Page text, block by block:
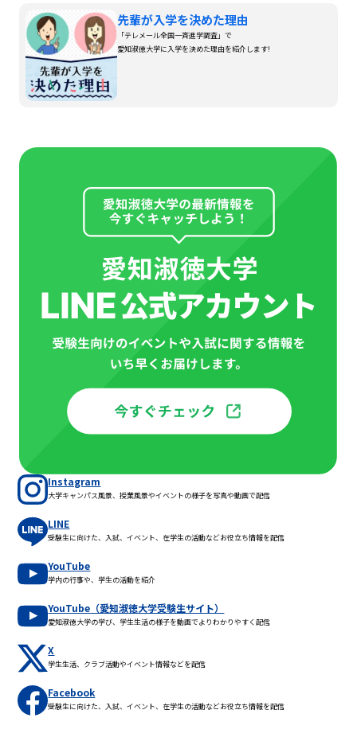
先輩が入学を決めた理由
「テレメール全国一斉進学調査」で
愛知淑徳大学に入学を決めた理由を紹介します!
Instagram
大学キャンパス風景、授業風景やイベントの様子を写真や動画で配信
LINE
受験生に向けた、入試、イベント、在学生の活動などお役立ち情報を配信
YouTube
学内の行事や、学生の活動を紹介
YouTube（愛知淑徳大学受験生サイト）
愛知淑徳大学の学び、学生生活の様子を動画でよりわかりやすく配信
X
学生生活、クラブ活動やイベント情報などを配信
Facebook
受験生に向けた、入試、イベント、在学生の活動などお役立ち情報を配信